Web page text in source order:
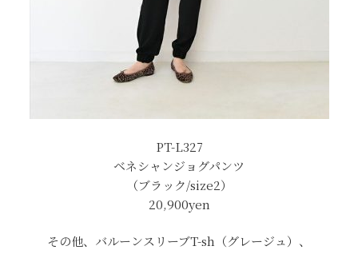
PT-L327
ベネシャンジョグパンツ
（ブラック/size2）
20,900yen
その他、バルーンスリーブT-sh（グレージュ）、